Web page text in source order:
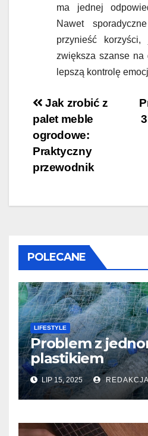
ma jednej
Nawet
przynieść korzyści,
zwiększa szanse na
lepszą kontrolę
Nawigacja
wpisu
Jak zrobić z
palet meble
ogrodowe:
Praktyczny
przewodnik
POLECANE
LIFESTYLE
Problem z
plastikiem
LIP 15, 2025